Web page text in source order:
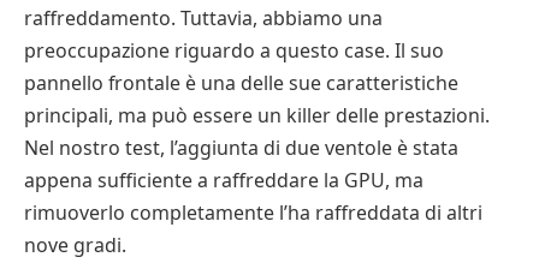
raffreddamento. Tuttavia, abbiamo una
preoccupazione riguardo a questo case. Il suo
pannello frontale è una delle sue caratteristiche
principali, ma può essere un killer delle prestazioni.
Nel nostro test, l’aggiunta di due ventole è stata
appena sufficiente a raffreddare la GPU, ma
rimuoverlo completamente l’ha raffreddata di altri
nove gradi.